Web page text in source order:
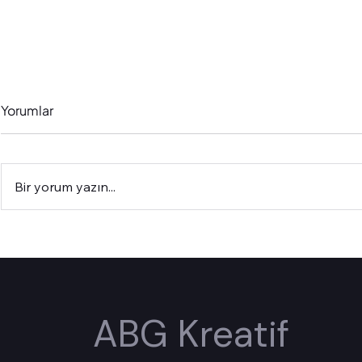
Reklamlarını Nasıl
Yorumlar
Bir yorum yazın...
ABG Kreatif